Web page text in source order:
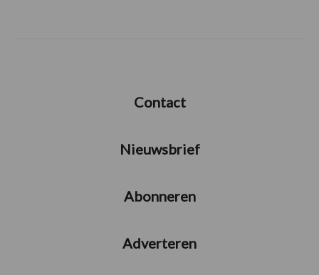
Contact
Nieuwsbrief
Abonneren
Adverteren